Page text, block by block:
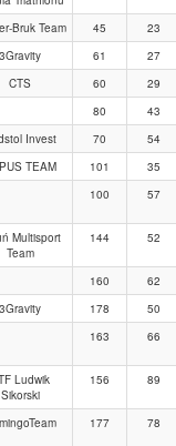
Bruk Team 45
23
3Gravity 61
27
CTS 60
29
80
43
Invest 70
54
TEAM 101
35
100 57
Multisport
Team
144 52
160
62
3Gravity 178
50
163 66
Ludwik
Sikorski
156 89
177 78